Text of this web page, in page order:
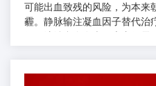
可能出血致残的风险，为本来
霾。静脉输注凝血因子替代治